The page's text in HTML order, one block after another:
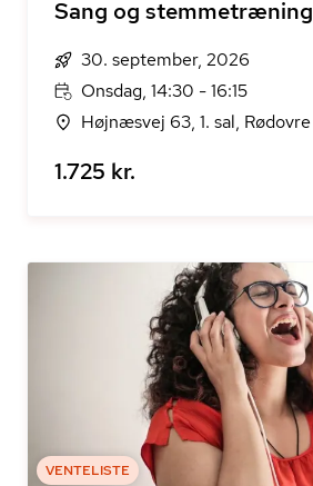
Sang og stemmetræning
30. september, 2026
Onsdag, 14:30 - 16:15
Højnæsvej 63, 1. sal, Rødovre
1.725 kr.
VENTELISTE